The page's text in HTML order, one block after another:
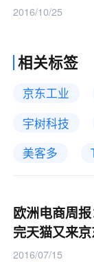
2016/10/25
相关标签
京东工业
宇树科技
美客多
欧洲电商周
完天猫又来
2016/07/15